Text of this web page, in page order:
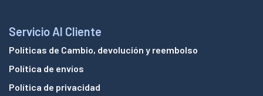
Servicio Al Cliente
Políticas de Cambio, devolución y reembolso
Política de envíos
Política de privacidad